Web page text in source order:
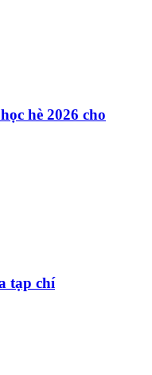
hè 2026 cho
tạp chí